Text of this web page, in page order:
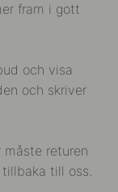
fram i gott
och visa
och skriver
måste returen
tillbaka till oss.